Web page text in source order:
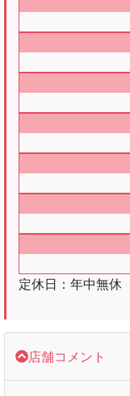
定休日：年中無休
店舗コメント